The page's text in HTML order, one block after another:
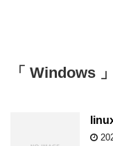
「 Windows